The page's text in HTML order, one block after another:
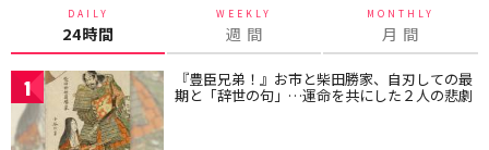
DAILY
24時間
WEEKLY
週 間
MONTHLY
月 間
1 『豊臣兄弟！』お市と柴田勝家、自刃しての最
期と「辞世の句」…運命を共にした２人の悲劇